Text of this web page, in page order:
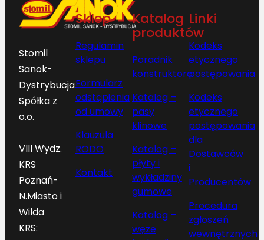
Stomil
Sanok-
Dystrybucja
Spółka z
o.o.
VIII Wydz.
KRS
Poznań-
N.Miasto i
Wilda
KRS:
Sklep
Regulamin
sklepu
Formularz
odstąpienia
od umowy
Klauzula
RODO
Kontakt
Katalog
produktów
Poradnik
konstruktora
Katalog –
pasy
klinowe
Katalog –
płyty i
wykładziny
gumowe
Katalog –
węże
Linki
Kodeks
etycznego
postępowania
Kodeks
etycznego
postępowania
dla
Dostawców
i
Producentów
Procedura
zgłoszeń
wewnętrznych